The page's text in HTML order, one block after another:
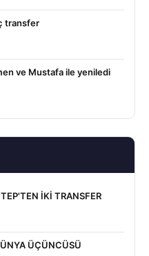
transfer
ve Mustafa ile yeniledi
İKİ TRANSFER
ÜÇÜNCÜSÜ